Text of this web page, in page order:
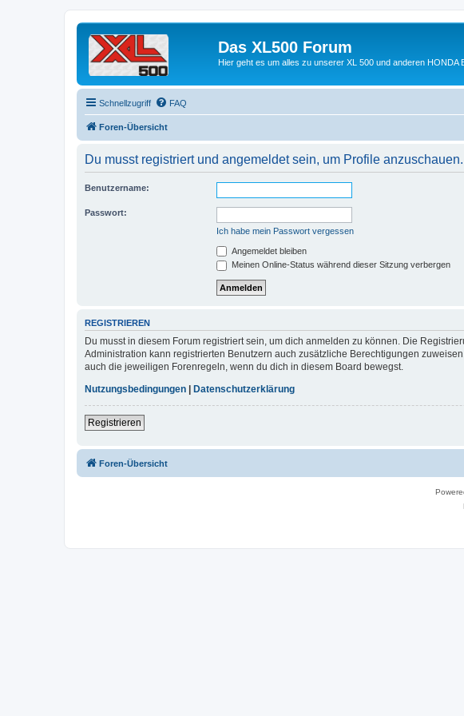
Das XL500 Forum
Hier geht es um alles zu unserer XL 500 und anderen HONDA
Schnellzugriff FAQ
Foren-Übersicht
Du musst registriert und angemeldet sein, um Profile anzuschauen.
Benutzername:
Passwort:
Ich habe mein Passwort vergessen
Angemeldet bleiben
Meinen Online-Status während dieser Sitzung verbergen
REGISTRIEREN
Du musst in diesem Forum registriert sein, um dich anmelden zu können. Die
Administration kann registrierten Benutzern auch zusätzliche Berechtigungen
auch die jeweiligen Forenregeln, wenn du dich in diesem Board bewegst.
Nutzungsbedingungen
Datenschutzerklärung
Registrieren
Foren-Übersicht